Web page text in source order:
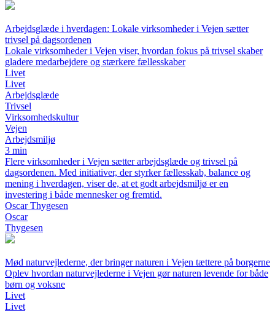
Arbejdsglæde i hverdagen: Lokale virksomheder i Vejen sætter
trivsel på dagsordenen
Lokale virksomheder i Vejen viser, hvordan fokus på trivsel skaber
gladere medarbejdere og stærkere fællesskaber
Livet
Livet
Arbejdsglæde
Trivsel
Virksomhedskultur
Vejen
Arbejdsmiljø
3 min
Flere virksomheder i Vejen sætter arbejdsglæde og trivsel på
dagsordenen. Med initiativer, der styrker fællesskab, balance og
mening i hverdagen, viser de, at et godt arbejdsmiljø er en
investering i både mennesker og fremtid.
Oscar Thygesen
Oscar
Thygesen
Mød naturvejlederne, der bringer naturen i Vejen tættere på borgerne
Oplev hvordan naturvejlederne i Vejen gør naturen levende for både
børn og voksne
Livet
Livet